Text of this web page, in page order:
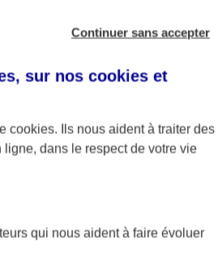
liste ?
votre Espace
en mesure de
Continuer sans accepter
sur nos cookies et
cookies. Ils nous aident à traiter des
dans le respect de votre vie
qui nous aident à faire évoluer